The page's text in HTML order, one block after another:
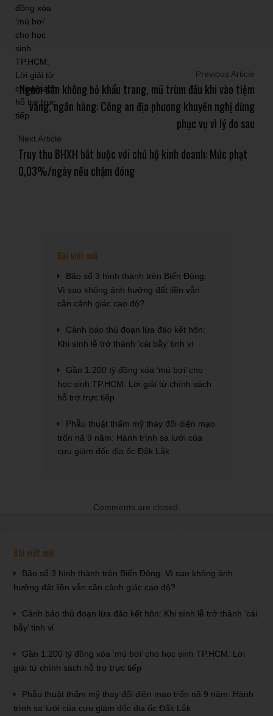
Previous Article
Người dân không bỏ khẩu trang, mũ trùm đầu khi vào tiệm
vàng, ngân hàng: Công an địa phương khuyến nghị dừng
phục vụ vì lý do sau
Next Article
Truy thu BHXH bắt buộc với chủ hộ kinh doanh: Mức phạt
0,03%/ngày nếu chậm đóng
Bài viết mới
Bão số 3 hình thành trên Biển Đông:
Vì sao không ảnh hưởng đất liền vẫn
cần cảnh giác cao độ?
Cảnh báo thủ đoạn lừa đảo kết hôn:
Khi sính lễ trở thành ‘cái bẫy’ tinh vi
Gần 1.200 tỷ đồng xóa ‘mù bơi’ cho
học sinh TP.HCM: Lời giải từ chính sách
hỗ trợ trực tiếp
Phẫu thuật thẩm mỹ thay đổi diện mạo
trốn nã 9 năm: Hành trình sa lưới của
cựu giám đốc địa ốc Đắk Lắk
Comments are closed.
Bài viết mới
Bão số 3 hình thành trên Biển Đông: Vì sao không ảnh
hưởng đất liền vẫn cần cảnh giác cao độ?
Cảnh báo thủ đoạn lừa đảo kết hôn: Khi sính lễ trở thành ‘cái
bẫy’ tinh vi
Gần 1.200 tỷ đồng xóa ‘mù bơi’ cho học sinh TP.HCM: Lời
giải từ chính sách hỗ trợ trực tiếp
Phẫu thuật thẩm mỹ thay đổi diện mạo trốn nã 9 năm: Hành
trình sa lưới của cựu giám đốc địa ốc Đắk Lắk